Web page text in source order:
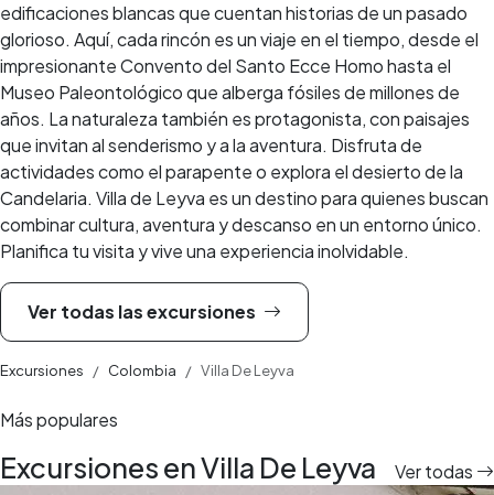
edificaciones blancas que cuentan historias de un pasado
glorioso. Aquí, cada rincón es un viaje en el tiempo, desde el
impresionante Convento del Santo Ecce Homo hasta el
Museo Paleontológico que alberga fósiles de millones de
años. La naturaleza también es protagonista, con paisajes
que invitan al senderismo y a la aventura. Disfruta de
actividades como el parapente o explora el desierto de la
Candelaria. Villa de Leyva es un destino para quienes buscan
combinar cultura, aventura y descanso en un entorno único.
Planifica tu visita y vive una experiencia inolvidable.
Ver todas las excursiones
Excursiones Colombia Villa De Leyva
Más populares
Excursiones en Villa De Leyva Ver todas